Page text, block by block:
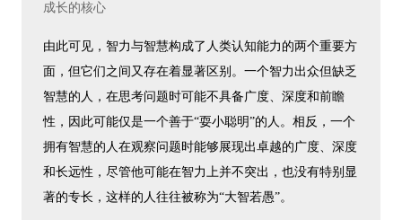
成长的核心
由此可见，智力与智慧构成了人类认知能力的两个重要方
面，但它们之间又存在着显著区别。一个智力出众但缺乏
智慧的人，在思考问题时可能不具备广度、深度和前瞻
性，因此可能仅是一个善于“耍小聪明”的人。相反，一个
拥有智慧的人在观察问题时能够展现出卓越的广度、深度
和长远性，尽管他可能在智力上并不突出，也没有特别显
著的专长，这样的人往往被称为“大智若愚”。